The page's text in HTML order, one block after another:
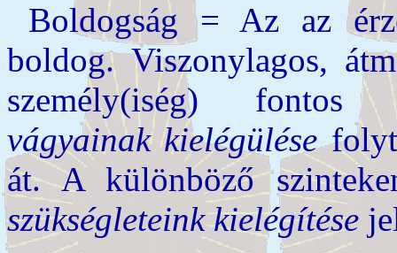
Boldogság = Az az
boldog. Viszonylagos,
személy(iség) fontos
vágyainak kielégülése
át. A különböző
szükségleteink kielégítése